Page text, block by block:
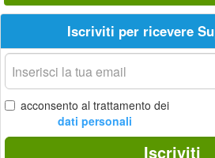
Iscriviti per ricevere
La
tua
email
acconsento al trattamento dei
dati personali
Iscriviti